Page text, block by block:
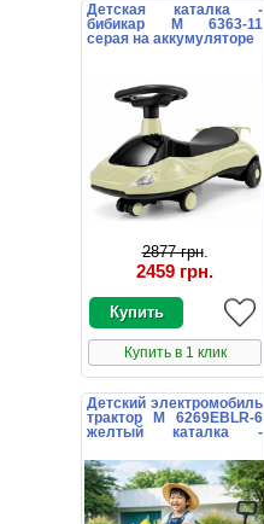
Детская каталка -
бибикар M 6363-11
серая на аккумуляторе
2877 грн.
2459 грн.
Купить в 1 клик
Детский электромобиль
трактор M 6269EBLR-6
желтый каталка -